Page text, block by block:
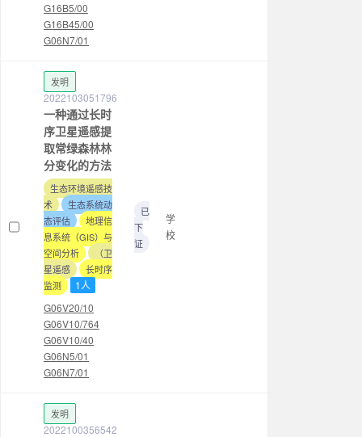
G16B5/00
G16B45/00
G06N7/01
发明
2022103051796
一种通过长时
序卫星遥感提
取常绿森林林
分变化的方法
生态环境遥感技
术
生态系统动
态评估
地理信
息系统（GIS）与
空间分析‌
（卫
星遥感
长时序
监测
1人
G06V20/10
G06V10/764
G06V10/40
G06N5/01
G06N7/01
已
下
证
学
校
发明
2022100356542